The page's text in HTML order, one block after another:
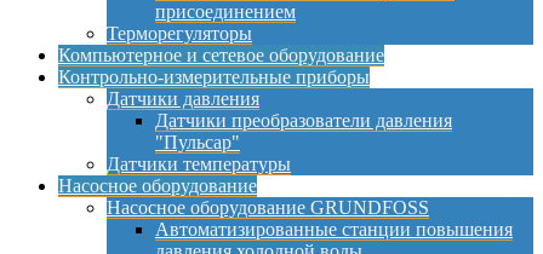
присоединением
Терморегуляторы
Компьютерное и сетевое оборудование
Контрольно-измерительные приборы
Датчики давления
Датчики преобразователи давления
"Пульсар"
Датчики температуры
Насосное оборудование
Насосное оборудование GRUNDFOSS
Автоматизированные станции повышения